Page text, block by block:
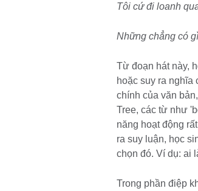
Tôi cứ đi loanh
Những chẳng có
Từ đoạn hát này,
hoặc suy ra
chính của văn
Tree, các từ như
năng hoạt động
ra suy luận, học
chọn đó. Ví dụ: ai
Trong phần điệp